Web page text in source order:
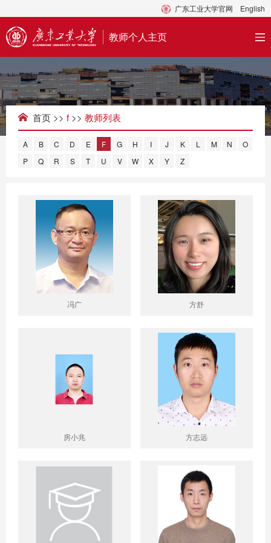
广东工业大学官网 English
教师个人主页
首页 >> f >> 教师列表
A B C D E F G H I J K L M N
O
P
Q R S T U V W X Y Z
冯广 方舒
房小兆 方志远